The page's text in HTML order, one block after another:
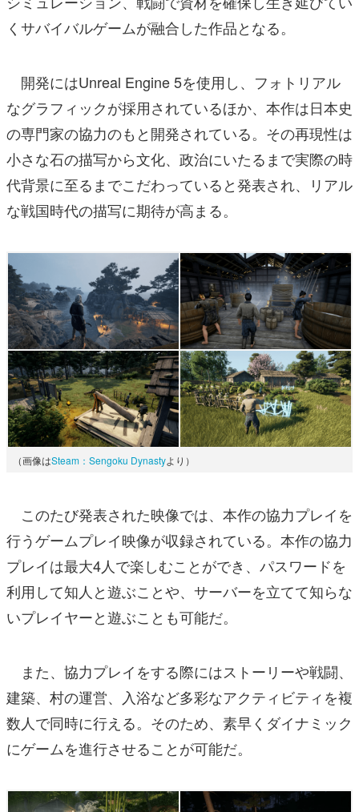
くサバイバルゲームが融合した作品となる。
開発にはUnreal Engine 5を使用し、フォトリアル
なグラフィックが採用されているほか、本作は日本史
の専門家の協力のもと開発されている。その再現性は
小さな石の描写から文化、政治にいたるまで実際の時
代背景に至るまでこだわっていると発表され、リアル
な戦国時代の描写に期待が高まる。
（画像はSteam：Sengoku Dynastyより）
このたび発表された映像では、本作の協力プレイを
行うゲームプレイ映像が収録されている。本作の協力
プレイは最大4人で楽しむことができ、パスワードを
利用して知人と遊ぶことや、サーバーを立てて知らな
いプレイヤーと遊ぶことも可能だ。
また、協力プレイをする際にはストーリーや戦闘、
建築、村の運営、入浴など多彩なアクティビティを複
数人で同時に行える。そのため、素早くダイナミック
にゲームを進行させることが可能だ。